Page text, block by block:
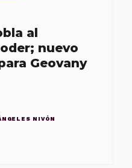
al
nuevo
Geovany
NIVÓN